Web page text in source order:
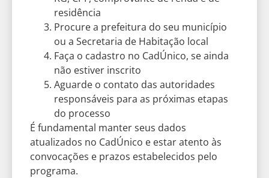
residência
Procure a prefeitura do seu município
ou a Secretaria de Habitação local
Faça o cadastro no CadÚnico, se ainda
não estiver inscrito
Aguarde o contato das autoridades
responsáveis para as próximas etapas
do processo
É fundamental manter seus dados
atualizados no CadÚnico e estar atento às
convocações e prazos estabelecidos pelo
programa.